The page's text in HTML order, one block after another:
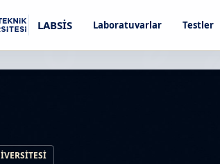
LABSİS Laboratuvarlar Testler